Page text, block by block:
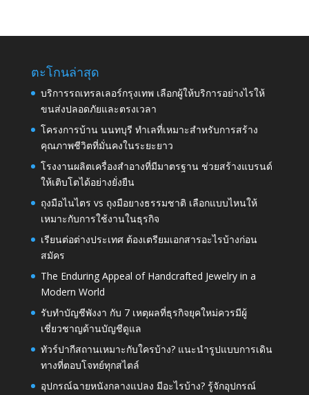
ตะโกนล่าสุด
บริการรถเทรลเลอร์กรุงเทพ เลือกผู้ให้บริการอย่างไรให้
ขนส่งปลอดภัยและตรงเวลา
โครงการบ้าน นนทบุรี ทำเลที่เหมาะสำหรับการสร้าง
คุณภาพชีวิตที่มั่นคงในระยะยาว
โรงงานผลิตเครื่องสำอางที่มีมาตรฐาน ช่วยสร้างแบรนด์
ให้เติบโตได้อย่างยั่งยืน
ถุงมือไนไตร vs ถุงมือยางธรรมชาติ เลือกแบบไหนให้
เหมาะกับการใช้งานในธุรกิจ
เรียนต่อต่างประเทศ ต้องเตรียมเอกสารอะไรบ้างก่อน
สมัคร
The Enduring Appeal of Handcrafted Jewelry in a
Modern World
รับทำบัญชีพังงา กับ 7 เหตุผลที่ธุรกิจยุคใหม่ควรมีผู้
เชี่ยวชาญด้านบัญชีดูแล
ทัวร์ปากีสถานเหมาะกับใครบ้าง? แนะนำรูปแบบการเดิน
ทางที่ตอบโจทย์ทุกสไตล์
อุปกรณ์ฉายหนังกลางแปลง มีอะไรบ้าง? รู้จักอุปกรณ์